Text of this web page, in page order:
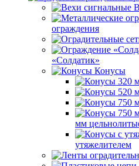
ограждения
«Солдатик»
Конусы
мм
утяжелителем